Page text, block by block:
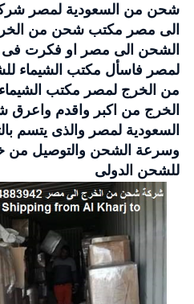
شحن من السعودية لمصر
الى مصر مكتب شحن من
الشحن الى مصر او فكرت فى
لمصر فاسأل مكتب الشيماء
من الخرج لمصر مكتب
الخرج من اكبر واقدم واعرق
السعودية لمصر والذى يتسم
وسرعة الشحن والتوصيل من
للشحن الدولى